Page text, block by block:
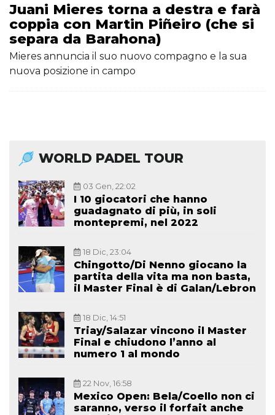
Juani Mieres torna a destra e farà
coppia con Martin Piñeiro (che si
separa da Barahona)
Mieres annuncia il suo nuovo compagno e la sua
nuova posizione in campo
WORLD PADEL TOUR
03 Gen, 22:02
I 10 giocatori che hanno
guadagnato di più, in soli
montepremi, nel 2022
18 Dic, 23:04
Chingotto/Di Nenno giocano la
partita della vita ma non basta,
il Master Final è di Galan/Lebron
18 Dic, 14:51
Triay/Salazar vincono il Master
Final e chiudono l’anno al
numero 1 al mondo
22 Nov, 16:58
Mexico Open: Bela/Coello non ci
saranno, verso il forfait anche